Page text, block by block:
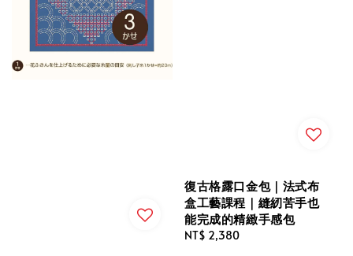
復古格露口金包｜法式布
盒工藝課程｜縫紉苦手也
能完成的精緻手感包
Regular
NT$ 2,380